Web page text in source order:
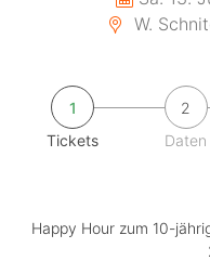
W.
1
Tickets
2
Daten
Happy Hour zum 10-